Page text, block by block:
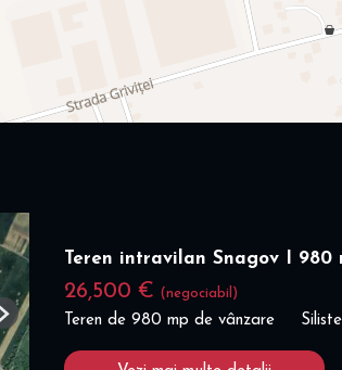
Next
Teren intravilan Snagov I
26,500 € (negociabil)
Teren de 980 mp de vânzare